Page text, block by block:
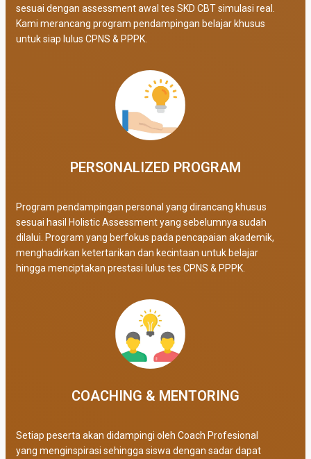
sesuai dengan assessment awal tes SKD CBT simulasi real.
Kami merancang program pendampingan belajar khusus
untuk siap lulus CPNS & PPPK.
PERSONALIZED PROGRAM​
Program pendampingan personal yang dirancang khusus
sesuai hasil Holistic Assessment yang sebelumnya sudah
dilalui. Program yang berfokus pada pencapaian akademik,
menghadirkan ketertarikan dan kecintaan untuk belajar
hingga menciptakan prestasi lulus tes CPNS & PPPK.
COACHING & MENTORING
Setiap peserta akan didampingi oleh Coach Profesional
yang menginspirasi sehingga siswa dengan sadar dapat